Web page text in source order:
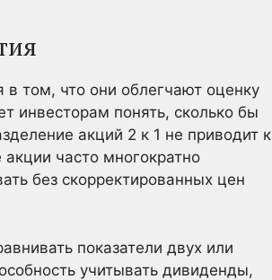
том, что они облегчают оценку
инвесторам понять, сколько бы
акций 2 к 1 не приводит к
часто многократно
без скорректированных цен
показатели двух или
учитывать дивиденды,